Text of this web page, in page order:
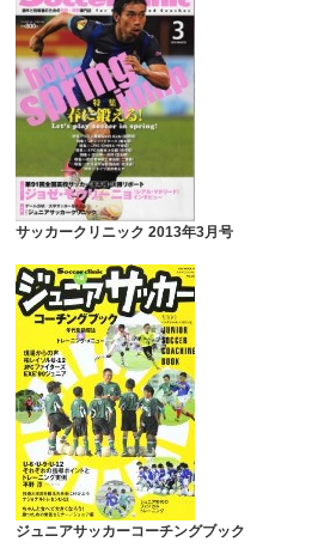
サッカークリニック 2013年3月号
ジュニアサッカーコーチングブック